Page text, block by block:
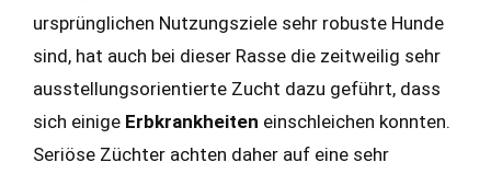
ursprünglichen Nutzungsziele sehr robuste Hunde
sind, hat auch bei dieser Rasse die zeitweilig sehr
ausstellungsorientierte Zucht dazu geführt, dass
sich einige Erbkrankheiten einschleichen konnten.
Seriöse Züchter achten daher auf eine sehr